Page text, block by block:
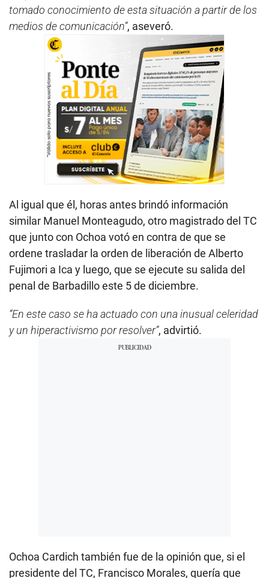
tomado conocimiento de esta situación a partir de los
medios de comunicación”, aseveró.
Al igual que él, horas antes brindó información
similar Manuel Monteagudo, otro magistrado del TC
que junto con Ochoa votó en contra de que se
ordene trasladar la orden de liberación de Alberto
Fujimori a Ica y luego, que se ejecute su salida del
penal de Barbadillo este 5 de diciembre.
“En este caso se ha actuado con una inusual celeridad
y un hiperactivismo por resolver”, advirtió.
Ochoa Cardich también fue de la opinión que, si el
presidente del TC, Francisco Morales, quería que